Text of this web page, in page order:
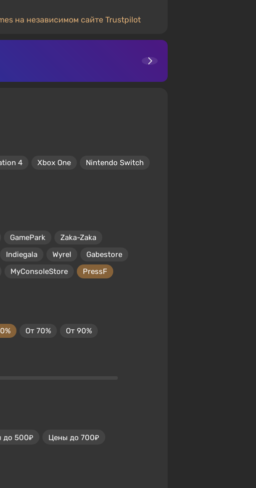
на независимом сайте Trustpilot
4 Xbox One
Nintendo Switch
GamePark
Zaka-Zaka
Indiegala Wyrel
Gabestore
MyConsoleStore
PressF
От 70% От 90%
до 500₽
Цены до 700₽